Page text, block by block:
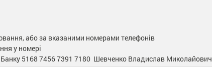
або за вказаними номерами телефонів
у номері
5168 7456 7391 7180 Шевченко Владислав Миколайович